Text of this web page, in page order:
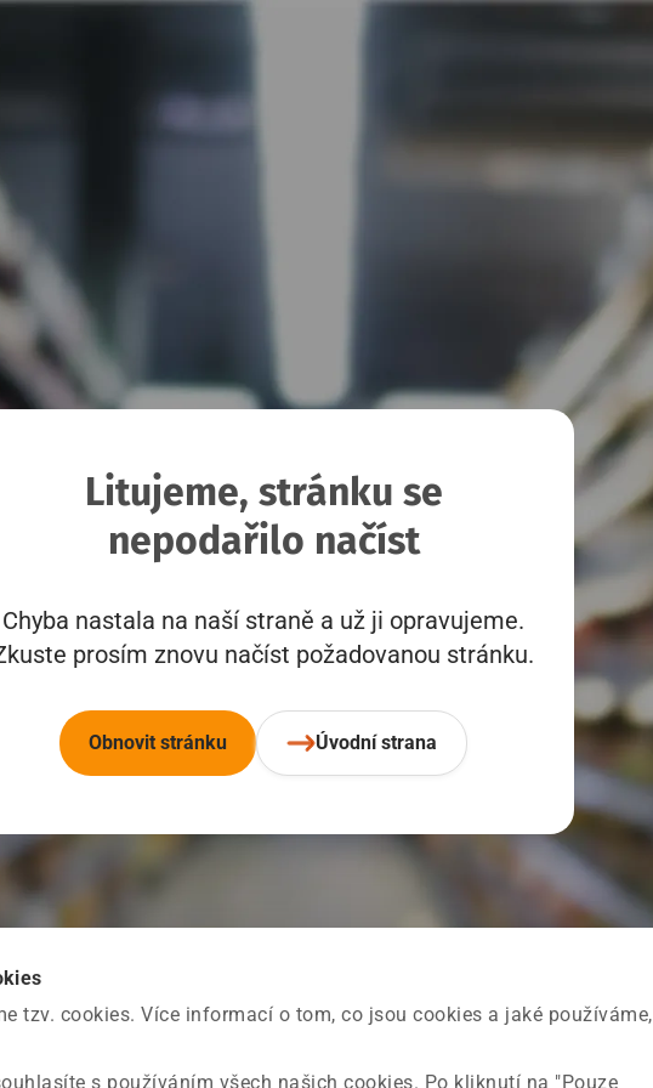
tzv. cookies. Více informací o tom, co jsou cookies a jaké používáme,
s používáním všech našich cookies. Po kliknutí na "Pouze
Litujeme, stránku se
nepodařilo načíst
Chyba nastala na naší straně a už ji opravujeme.
prosím znovu načíst požadovanou stránku.
Obnovit stránku Úvodní strana